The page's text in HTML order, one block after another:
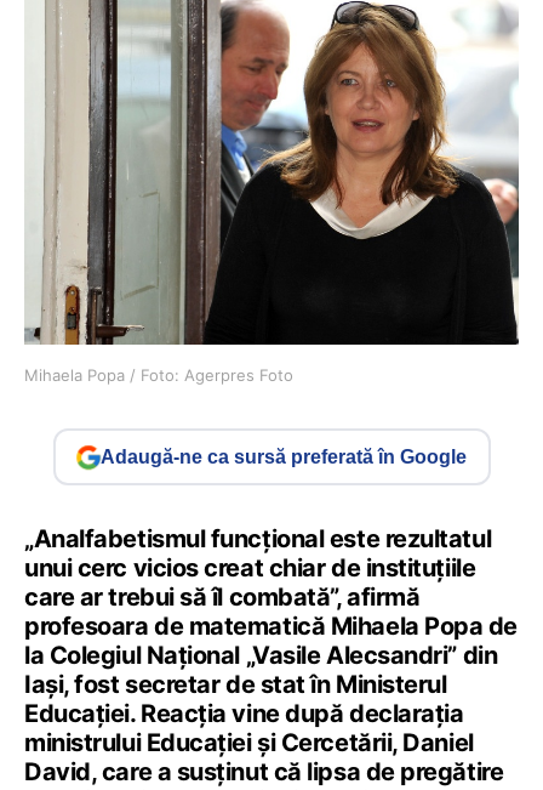
Mihaela Popa / Foto: Agerpres Foto
Adaugă-ne ca sursă preferată în Google
„Analfabetismul funcțional este rezultatul
unui cerc vicios creat chiar de instituțiile
care ar trebui să îl combată”, afirmă
profesoara de matematică Mihaela Popa de
la Colegiul Național „Vasile Alecsandri” din
Iași, fost secretar de stat în Ministerul
Educației. Reacția vine după declarația
ministrului Educației și Cercetării, Daniel
David, care a susținut că lipsa de pregătire